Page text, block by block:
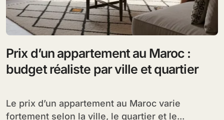
Prix d’un appartement au Maroc :
budget réaliste par ville et quartier
Le prix d’un appartement au Maroc varie
fortement selon la ville, le quartier et le...